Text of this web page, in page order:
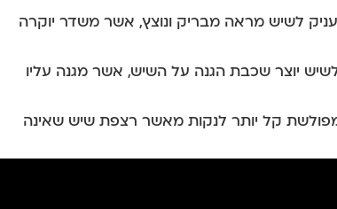
לשיש מראה מבריק ונוצץ, אשר משדר יוקרה
יוצר שכבת הגנה על השיש, אשר מגנה עליו
קל יותר לנקות מאשר רצפת שיש שאינה